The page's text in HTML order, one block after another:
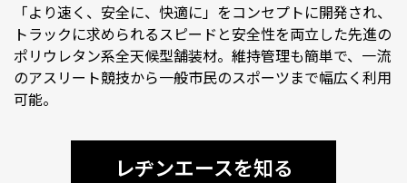
「より速く、安全に、快適に」をコンセプトに開発され、
トラックに求められるスピードと安全性を両立した先進の
ポリウレタン系全天候型舗装材。維持管理も簡単で、一流
のアスリート競技から一般市民のスポーツまで幅広く利用
可能。
レヂンエースを知る